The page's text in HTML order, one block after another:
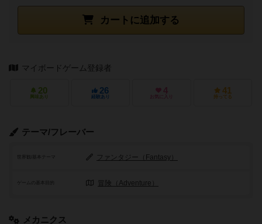
カートに追加する
マイボードゲーム登録者
20
興味あり
26
経験あり
4
お気に入り
41
持ってる
テーマ/フレーバー
世界観/基本テーマ ファンタジー（Fantasy）
冒険（Adventure）
メカニクス